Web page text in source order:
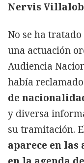
Nervis
No se ha
una actuación
Audiencia
había
de
y diversa
su tramitación.
aparece en